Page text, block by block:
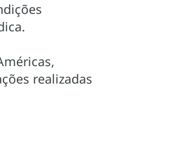
realizadas